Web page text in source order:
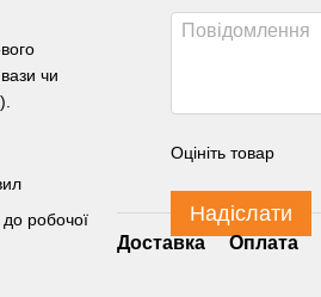
чи
робочої
Оцініть товар
Надіслати
Доставка Оплата